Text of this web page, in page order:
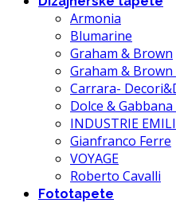
Armonia
Blumarine
Graham & Brown
Graham &
Carrara-
Dolce & Gabbana
INDUSTRIE
Gianfranco Ferre
VOYAGE
Roberto Cavalli
Fototapete